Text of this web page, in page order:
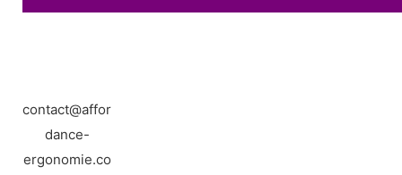
contact@affor
dance-
ergonomie.co